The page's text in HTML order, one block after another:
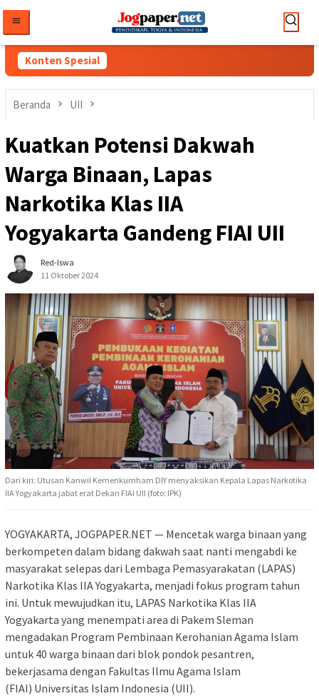
konten
Konten Spesial
Beranda UII
Kuatkan Potensi Dakwah
Warga Binaan, Lapas
Narkotika Klas IIA
Yogyakarta Gandeng FIAI UII
Red-Iswa
11 Oktober 2024
Dari kiri: Utusan Kanwil Kemenkumham DIY menyaksikan Kepala Lapas Narkotika
IIA Yogyakarta jabat erat Dekan FIAI UII (foto: IPK)
YOGYAKARTA, JOGPAPER.NET — Mencetak warga binaan yang
berkompeten dalam bidang dakwah saat nanti mengabdi ke
masyarakat selepas dari Lembaga Pemasyarakatan (LAPAS)
Narkotika Klas IIA Yogyakarta, menjadi fokus program tahun
ini. Untuk mewujudkan itu, LAPAS Narkotika Klas IIA
Yogyakarta yang menempati area di Pakem Sleman
mengadakan Program Pembinaan Kerohanian Agama Islam
untuk 40 warga binaan dari blok pondok pesantren,
bekerjasama dengan Fakultas Ilmu Agama Islam
(FIAI) Universitas Islam Indonesia (UII).